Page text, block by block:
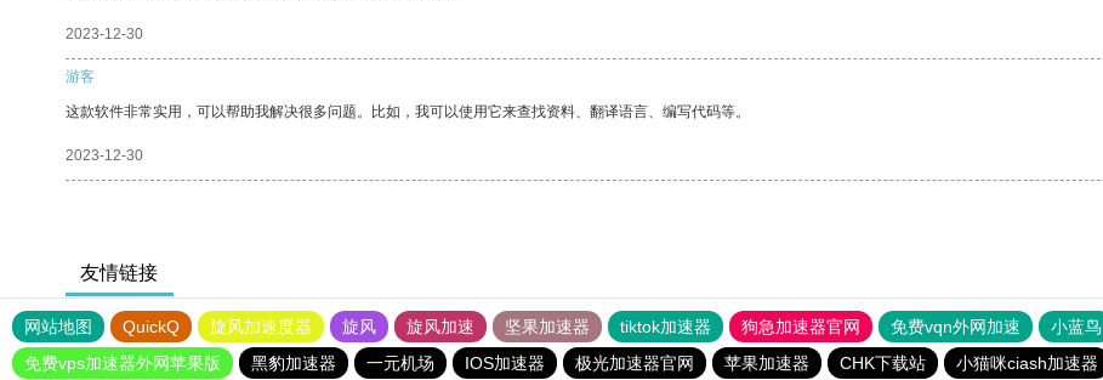
2023-12-30
游客
这款软件非常实用，可以帮助我解决很多问题。比如，我可以使用它来查找资料、翻译语言、编写代码等。
2023-12-30
友情链接
网站地图 QuickQ 旋风加速度器 旋风 旋风加速 坚果加速器 tiktok加速器 狗急加速器官网 免费vqn外网加速 小蓝鸟
免费vps加速器外网苹果版
黑豹加速器 一元机场 IOS加速器 极光加速器官网 苹果加速器 CHK下载站 小猫咪ciash加速器